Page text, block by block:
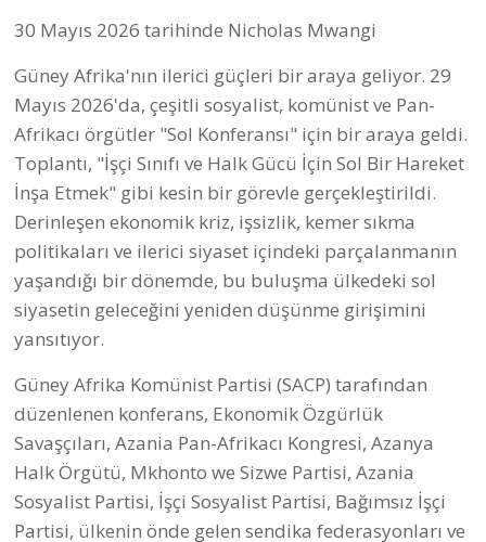
30 Mayıs 2026 tarihinde Nicholas Mwangi
Güney Afrika'nın ilerici güçleri bir araya geliyor. 29
Mayıs 2026'da, çeşitli sosyalist, komünist ve Pan-
Afrikacı örgütler "Sol Konferansı" için bir araya geldi.
Toplantı, "İşçi Sınıfı ve Halk Gücü İçin Sol Bir Hareket
İnşa Etmek" gibi kesin bir görevle gerçekleştirildi.
Derinleşen ekonomik kriz, işsizlik, kemer sıkma
politikaları ve ilerici siyaset içindeki parçalanmanın
yaşandığı bir dönemde, bu buluşma ülkedeki sol
siyasetin geleceğini yeniden düşünme girişimini
yansıtıyor.
Güney Afrika Komünist Partisi (SACP) tarafından
düzenlenen konferans, Ekonomik Özgürlük
Savaşçıları, Azania Pan-Afrikacı Kongresi, Azanya
Halk Örgütü, Mkhonto we Sizwe Partisi, Azania
Sosyalist Partisi, İşçi Sosyalist Partisi, Bağımsız İşçi
Partisi, ülkenin önde gelen sendika federasyonları ve